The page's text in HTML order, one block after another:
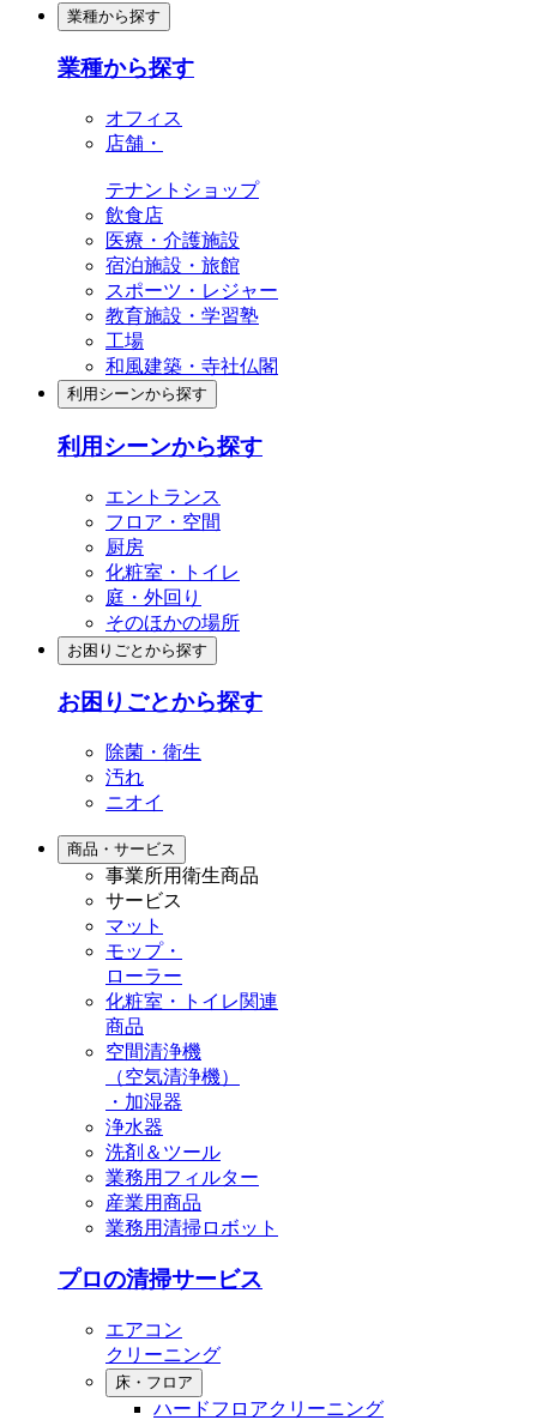
業種から探す
業種から探す
オフィス
店舗・
テナントショップ
飲食店
医療・介護施設
宿泊施設・旅館
スポーツ・レジャー
教育施設・学習塾
工場
和風建築・寺社仏閣
利用シーンから探す
利用シーンから探す
エントランス
フロア・空間
厨房
化粧室・トイレ
庭・外回り
そのほかの場所
お困りごとから探す
お困りごとから探す
除菌・衛生
汚れ
ニオイ
商品・サービス
事業所用衛生商品
サービス
マット
モップ・
ローラー
化粧室・トイレ関連
商品
空間清浄機
（空気清浄機）
・加湿器
浄水器
洗剤＆ツール
業務用フィルター
産業用商品
業務用清掃ロボット
プロの清掃サービス
エアコン
クリーニング
床・フロア
ハードフロアクリーニング